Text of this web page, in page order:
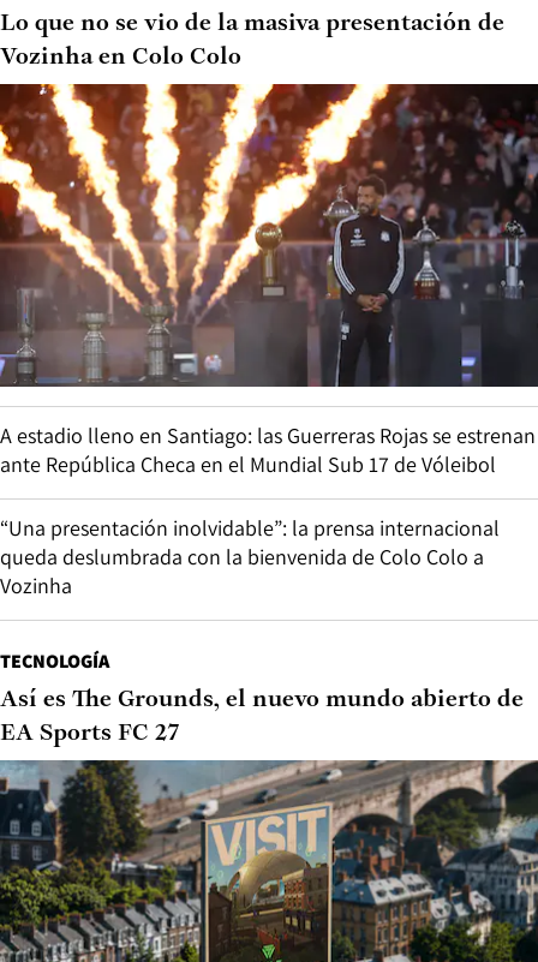
Lo que no se vio de la masiva presentación de
Vozinha en Colo Colo
A estadio lleno en Santiago: las Guerreras Rojas se estrenan
ante República Checa en el Mundial Sub 17 de Vóleibol
“Una presentación inolvidable”: la prensa internacional
queda deslumbrada con la bienvenida de Colo Colo a
Vozinha
TECNOLOGÍA
Así es The Grounds, el nuevo mundo abierto de
EA Sports FC 27